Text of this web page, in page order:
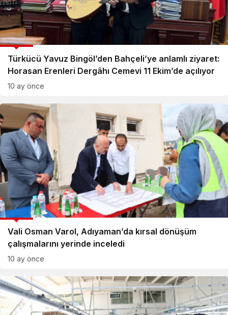
Türkücü Yavuz Bingöl’den Bahçeli’ye anlamlı ziyaret:
Horasan Erenleri Dergâhı Cemevi 11 Ekim’de açılıyor
GÜNCEL
10 ay önce
Vali Osman Varol, Adıyaman’da kırsal dönüşüm
çalışmalarını yerinde inceledi
GÜNCEL
10 ay önce